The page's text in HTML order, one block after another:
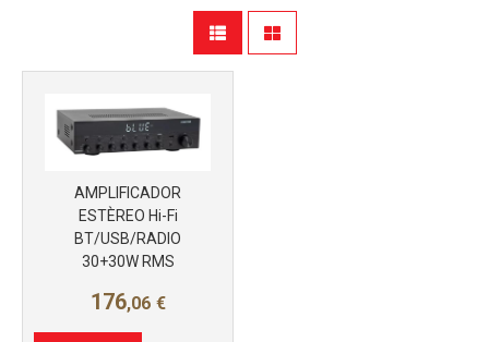
AMPLIFICADOR
ESTÈREO Hi-Fi
BT/USB/RADIO
30+30W RMS
176,06 €
Más info